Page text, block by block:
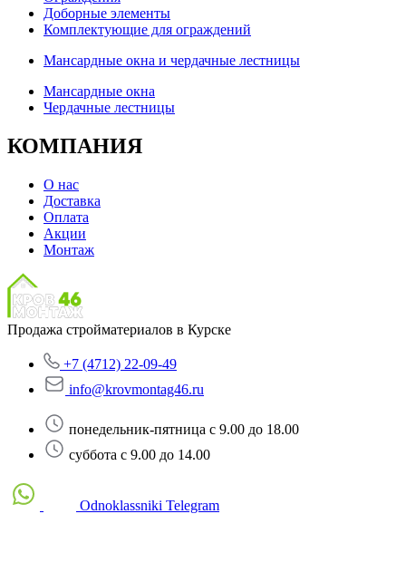
Доборные элементы
Комплектующие для ограждений
Мансардные окна и чердачные лестницы
Мансардные окна
Чердачные лестницы
КОМПАНИЯ
О нас
Доставка
Оплата
Акции
Монтаж
Продажа стройматериалов в Курске
+7 (4712) 22-09-49
info@krovmontag46.ru
понедельник-пятница с 9.00 до 18.00
суббота с 9.00 до 14.00
Odnoklassniki Telegram